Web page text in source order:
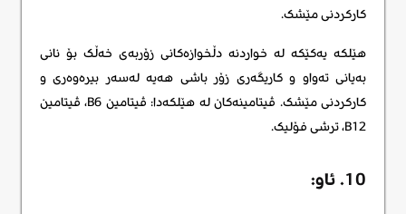
کارکردنی مێشک.
هێلکە یەکێکە لە خواردنە دڵخوازەکانی زۆربەی خەڵک بۆ نانی
بەیانی تەواو و کاریگەری زۆر باشی هەیە لەسەر بیرەوەری و
کارکردنی مێشک. ڤیتامینەکان لە هێلکەدا: ڤیتامین B6، ڤیتامین
B12، ترشی فۆلیک.
10. ئاو: